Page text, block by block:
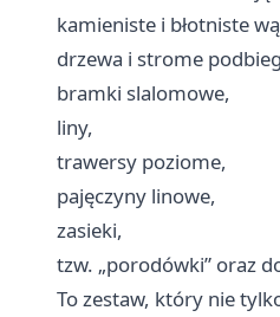
kamieniste i błotniste
drzewa i strome
bramki slalomowe,
liny,
trawersy poziome,
pajęczyny linowe,
zasieki,
tzw. „porodówki” oraz
To zestaw, który nie